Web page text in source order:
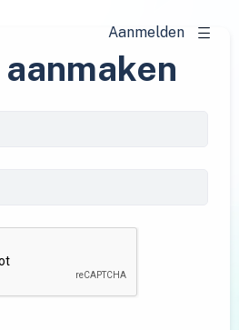
Aanmelden